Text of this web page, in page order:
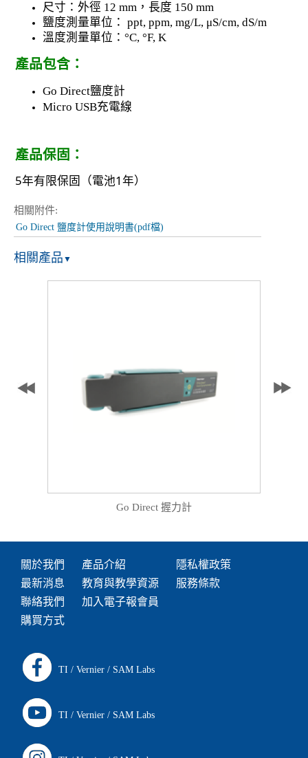
尺寸：外徑 12 mm，長度 150 mm
鹽度測量單位： ppt, ppm, mg/L, μS/cm, dS/m
溫度測量單位：°C, °F, K
產品包含：
Go Direct鹽度計
Micro USB充電線
產品保固：
5年有限保固（電池1年）
相關附件:
Go Direct 鹽度計使用說明書(pdf檔)
相關產品 ▼
Go Direct 握力計
關於我們
最新消息
聯絡我們
購買方式
產品介紹
教育與教學資源
加入電子報會員
隱私權政策
服務條款
TI / Vernier / SAM Labs
TI / Vernier / SAM Labs